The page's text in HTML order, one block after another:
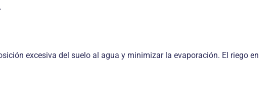
excesiva del suelo al agua y minimizar la evaporación. El riego en